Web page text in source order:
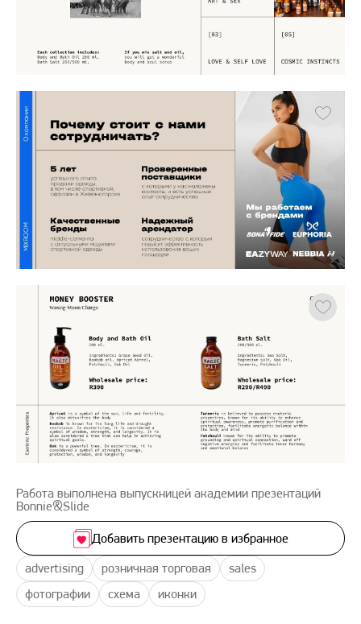
Работа выполнена выпускницей академии презентаций
Bonnie&Slide
advertising розничная торговая
sales
фотографии
схема иконки
Добавить презентацию в избранное